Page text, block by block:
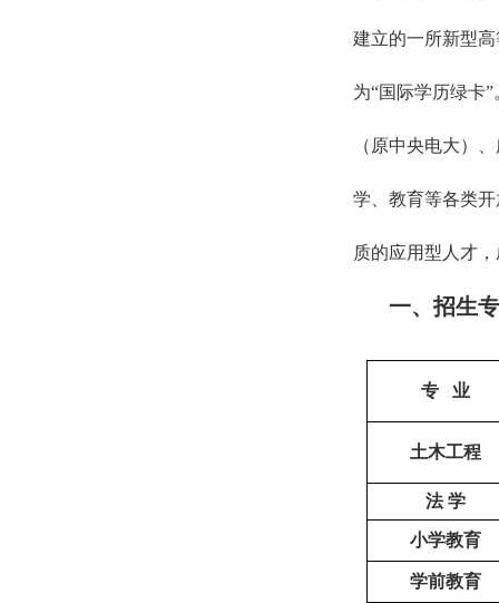
建立的一所新型
为“国际学历绿卡
（原中央电大）
学、教育等各类
质的应用型人才
一、招生
专 业
土木工程
法 学
小学教育
学前教育